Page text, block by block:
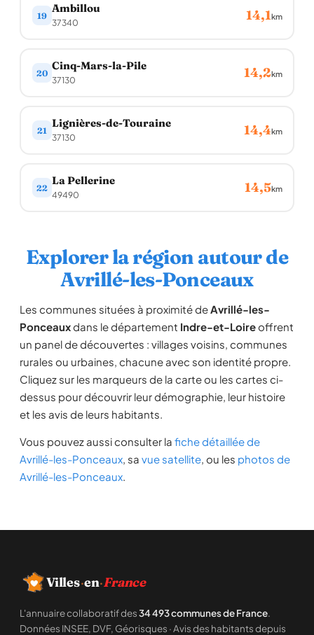
19
Ambillou
37340 14,1km
20
Cinq-Mars-la-Pile
37130 14,2km
21
Lignières-de-Touraine
37130 14,4km
22
La Pellerine
49490 14,5km
Explorer la région autour de
Avrillé-les-Ponceaux
Les communes situées à proximité deAvrillé-les-
Ponceauxdans le département Indre-et-Loireoffrent
un panel de découvertes : villages voisins, communes
rurales ou urbaines, chacune avec son identité propre.
Cliquez sur les marqueurs de la carte ou les cartes ci-
dessus pour découvrir leur démographie, leur histoire
et les avis de leurs habitants.
Vous pouvez aussi consulter la fiche détaillée de
Avrillé-les-Ponceaux, sa vue satellite, ou les photos de
Avrillé-les-Ponceaux.
Villes·en·France
L'annuaire collaboratif des34 493 communes de France.
Données INSEE, DVF, Géorisques · Avis des habitants depuis